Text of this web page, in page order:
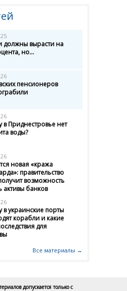
должны вырасти на
но...
пенсионеров
в Приднестровье нет
воды?
новая «кража
правительство
возможность
активы банков
в украинские порты
корабли и какие
для
Все материалы →
допускается только с